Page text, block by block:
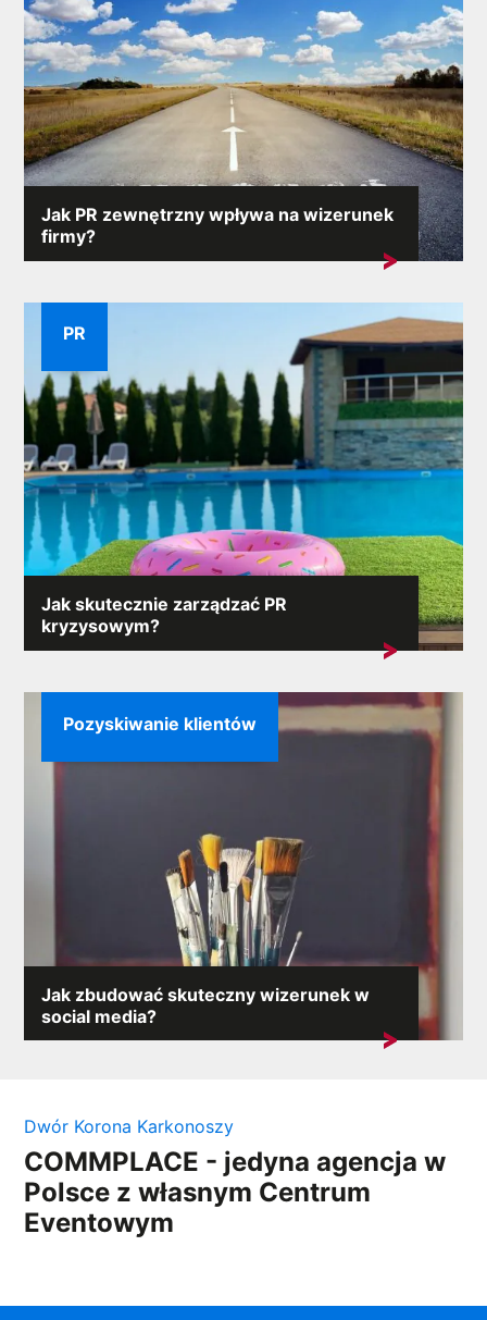
Jak PR zewnętrzny wpływa na wizerunek
firmy?
Reputacja firmy stanowi jeden z jej najcenniejszych
Jak skutecznie zarządzać PR
kryzysowym?
Sytuacje kryzysowe mogą pojawić się
PR
Jak zbudować skuteczny wizerunek w
social media?
W Internecie, gdzie każdy komentarz może wywołać
Pozyskiwanie klientów
Dwór Korona Karkonoszy
COMMPLACE - jedyna agencja w
Polsce z własnym Centrum
Eventowym